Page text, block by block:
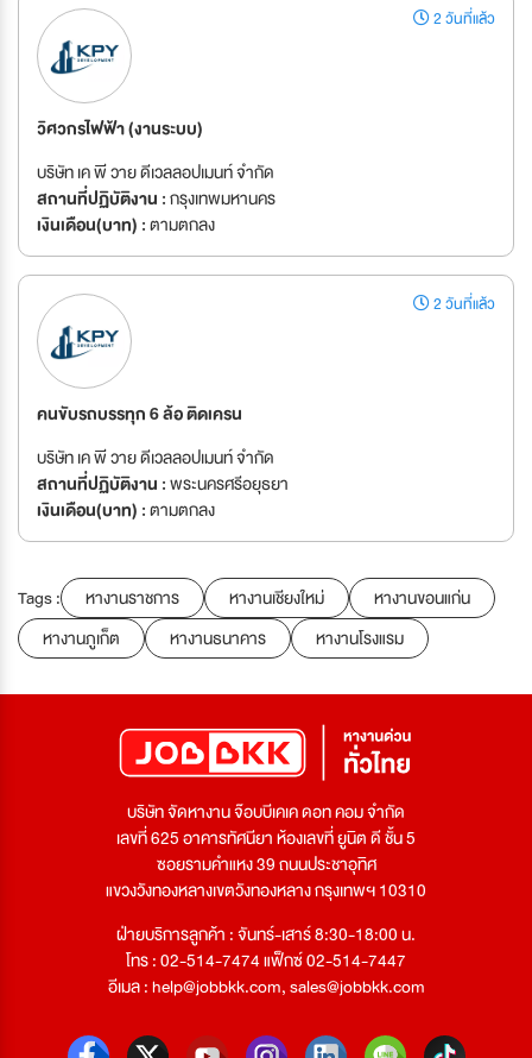
2 วันที่แล้ว
วิศวกรไฟฟ้า (งานระบบ)
บริษัท เค พี วาย ดีเวลลอปเมนท์ จำกัด
สถานที่ปฏิบัติงาน :กรุงเทพมหานคร
เงินเดือน(บาท) :ตามตกลง
2 วันที่แล้ว
คนขับรถบรรทุก 6 ล้อ ติดเครน
บริษัท เค พี วาย ดีเวลลอปเมนท์ จำกัด
สถานที่ปฏิบัติงาน :พระนครศรีอยุธยา
เงินเดือน(บาท) :ตามตกลง
Tags : หางานราชการ หางานเชียงใหม่
หางานขอนแก่น
หางานภูเก็ต
หางานธนาคาร หางานโรงแรม
บริษัท จัดหางาน จ๊อบบีเคเค ดอท คอม จำกัด
เลขที่ 625 อาคารทัศนียา ห้องเลขที่ ยูนิต ดี ชั้น 5
ซอยรามคำแหง 39 ถนนประชาอุทิศ
แขวงวังทองหลางเขตวังทองหลาง กรุงเทพฯ 10310
ฝ่ายบริการลูกค้า : จันทร์-เสาร์ 8:30-18:00 น.
โทร : 02-514-7474 แฟ็กซ์ 02-514-7447
อีเมล :help@jobbkk.com,sales@jobbkk.com